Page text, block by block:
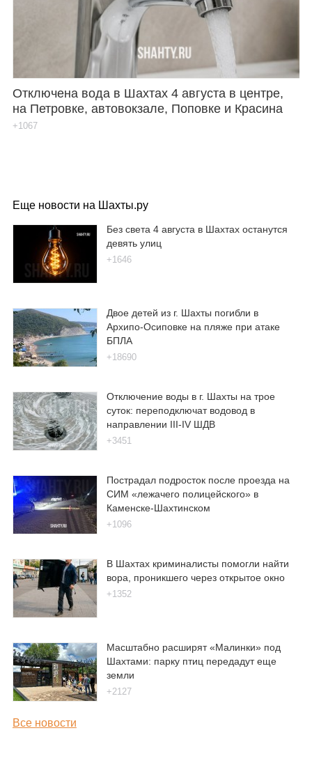
Отключена вода в Шахтах 4 августа в центре,
на Петровке, автовокзале, Поповке и Красина
+1067
Еще новости на Шахты.ру
Без света 4 августа в Шахтах останутся
девять улиц
+1646
Двое детей из г. Шахты погибли в
Архипо-Осиповке на пляже при атаке
БПЛА
+18690
Отключение воды в г. Шахты на трое
суток: переподключат водовод в
направлении III-IV ШДВ
+3451
Пострадал подросток после проезда на
СИМ «лежачего полицейского» в
Каменске-Шахтинском
+1096
В Шахтах криминалисты помогли найти
вора, проникшего через открытое окно
+1352
Масштабно расширят «Малинки» под
Шахтами: парку птиц передадут еще
земли
+2127
Все новости